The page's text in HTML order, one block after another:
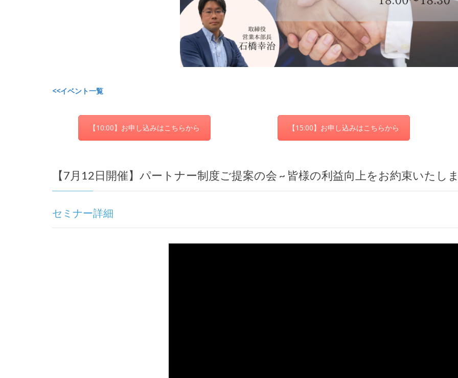
<<イベント一覧
【10:00】お申し込みはこちらから 【15:00】お申し込みはこちらから
【7月12日開催】パートナー制度ご提案の会 ~ 皆様の利益向上をお約束いたし
セミナー詳細